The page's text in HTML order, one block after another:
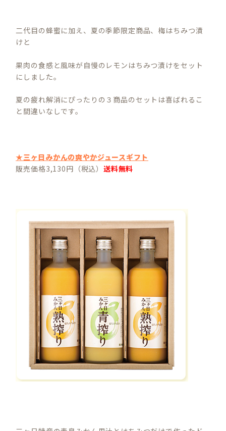
二代目の蜂蜜に加え、夏の季節限定商品、梅はちみつ漬
けと
果肉の食感と風味が自慢のレモンはちみつ漬けをセット
にしました。
夏の疲れ解消にぴったりの３商品のセットは喜ばれるこ
と間違いなしです。
★三ヶ日みかんの爽やかジュースギフト
販売価格3,130円（税込）送料無料